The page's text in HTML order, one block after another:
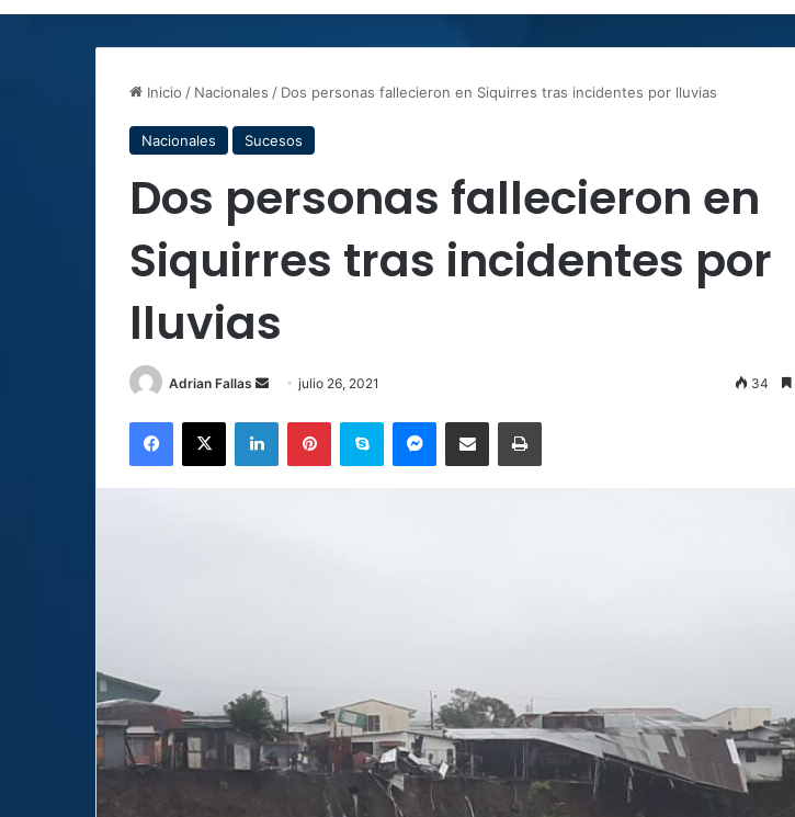
Inicio / Nacionales / Dos personas fallecieron en Siquirres tras incidentes por lluvias
Nacionales Sucesos
Dos personas fallecieron en
Siquirres tras incidentes por
lluvias
Adrian Fallas
Sendjulio 26, 2021 34
Facebook
X LinkedInPinterestSkype MessengerCompartir por correo electrónicoImprimir